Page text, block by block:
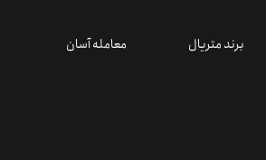
برند متریال معامله آسان